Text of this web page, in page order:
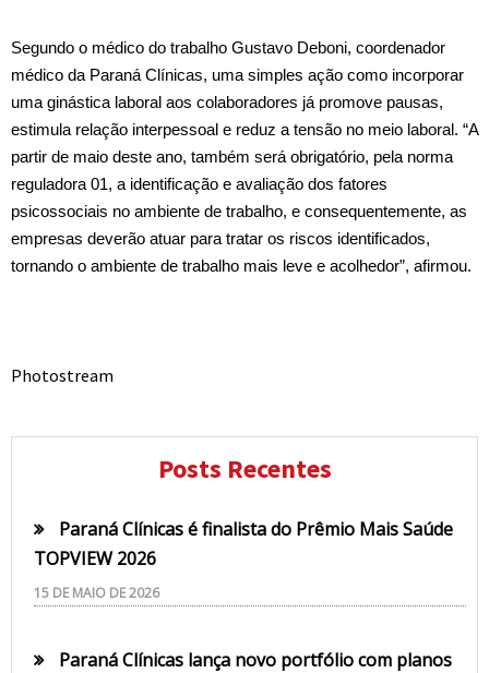
Segundo o médico do trabalho Gustavo Deboni, coordenador
médico da Paraná Clínicas, uma simples ação como incorporar
uma ginástica laboral aos colaboradores já promove pausas,
estimula relação interpessoal e reduz a tensão no meio laboral. “A
partir de maio deste ano, também será obrigatório, pela norma
reguladora 01, a identificação e avaliação dos fatores
psicossociais no ambiente de trabalho, e consequentemente, as
empresas deverão atuar para tratar os riscos identificados,
tornando o ambiente de trabalho mais leve e acolhedor”, afirmou.
Photostream
Posts Recentes
Paraná Clínicas é finalista do Prêmio Mais Saúde
TOPVIEW 2026
15 DE MAIO DE 2026
Paraná Clínicas lança novo portfólio com planos